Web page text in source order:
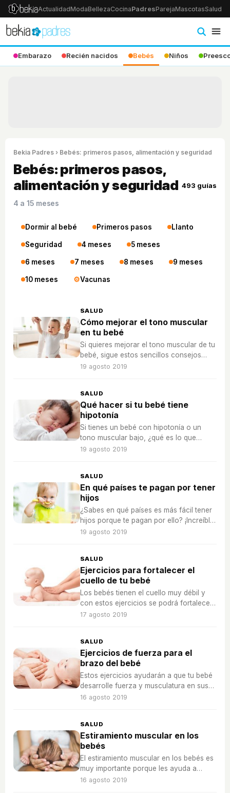
ActualidadModaBellezaCocinaPadresParejaMascotasSalud
Embarazo Recién nacidos Bebés Niños
Bekia Padres › Bebés: primeros pasos, alimentación y seguridad
Bebés: primeros pasos,
alimentación y seguridad
4 a 15 meses
493 guías
Dormir al bebé Primeros pasos Llanto
Seguridad 4 meses 5 meses
6 meses 7 meses 8 meses 9 meses
10 meses Vacunas
SALUD
Cómo mejorar el tono muscular
en tu bebé
Si quieres mejorar el tono muscular de tu
bebé, sigue estos sencillos consejos
para conseguirlo, ¡tendrá grandes
19 agosto 2019
SALUD
Qué hacer si tu bebé tiene
hipotonía
Si tienes un bebé con hipotonía o un
tono muscular bajo, ¿qué es lo que
puedes hacer para ayudarle?
19 agosto 2019
SALUD
En qué países te pagan por tener
hijos
¿Sabes en qué países es más fácil tener
hijos porque te pagan por ello? ¡Increíble
pero cierto!
19 agosto 2019
SALUD
Ejercicios para fortalecer el
cuello de tu bebé
Los bebés tienen el cuello muy débil y
con estos ejercicios se podrá fortalecer
más rápido.
17 agosto 2019
SALUD
Ejercicios de fuerza para el
brazo del bebé
Estos ejercicios ayudarán a que tu bebé
desarrolle fuerza y musculatura en sus
brazos, ¡podrá moverse con más
16 agosto 2019
SALUD
Estiramiento muscular en los
bebés
El estiramiento muscular en los bebés es
muy importante porque les ayuda a
desarrollarse a nivel motriz mejor.
16 agosto 2019